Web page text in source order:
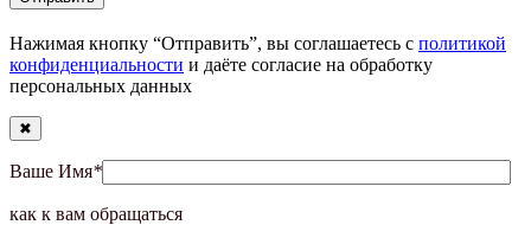
Нажимая кнопку “Отправить”, вы соглашаетесь с политикой
конфиденциальности и даёте согласие на обработку
персональных данных
✖
Ваше Имя*
как к вам обращаться